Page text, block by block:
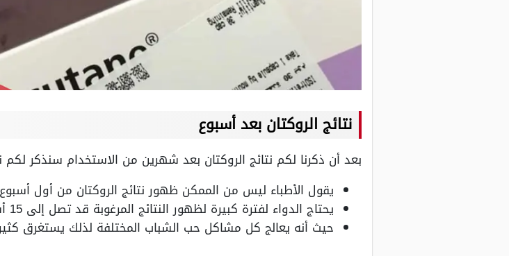
نتائج الروكتان بعد أسبوع
بعد أن ذكرنا لكم نتائج الروكتان بعد شهرين من الاستخدام سنذكر لكم
يقول الأطباء ليس من الممكن ظهور نتائج الروكتان من أول
يحتاج الدواء لفترة كبيرة لظهور النتائج المرغوبة قد تصل إلى 15 أسابيع.
حيث أنه يعالج كل مشاكل حب الشباب المختلفة لذلك يستغرق